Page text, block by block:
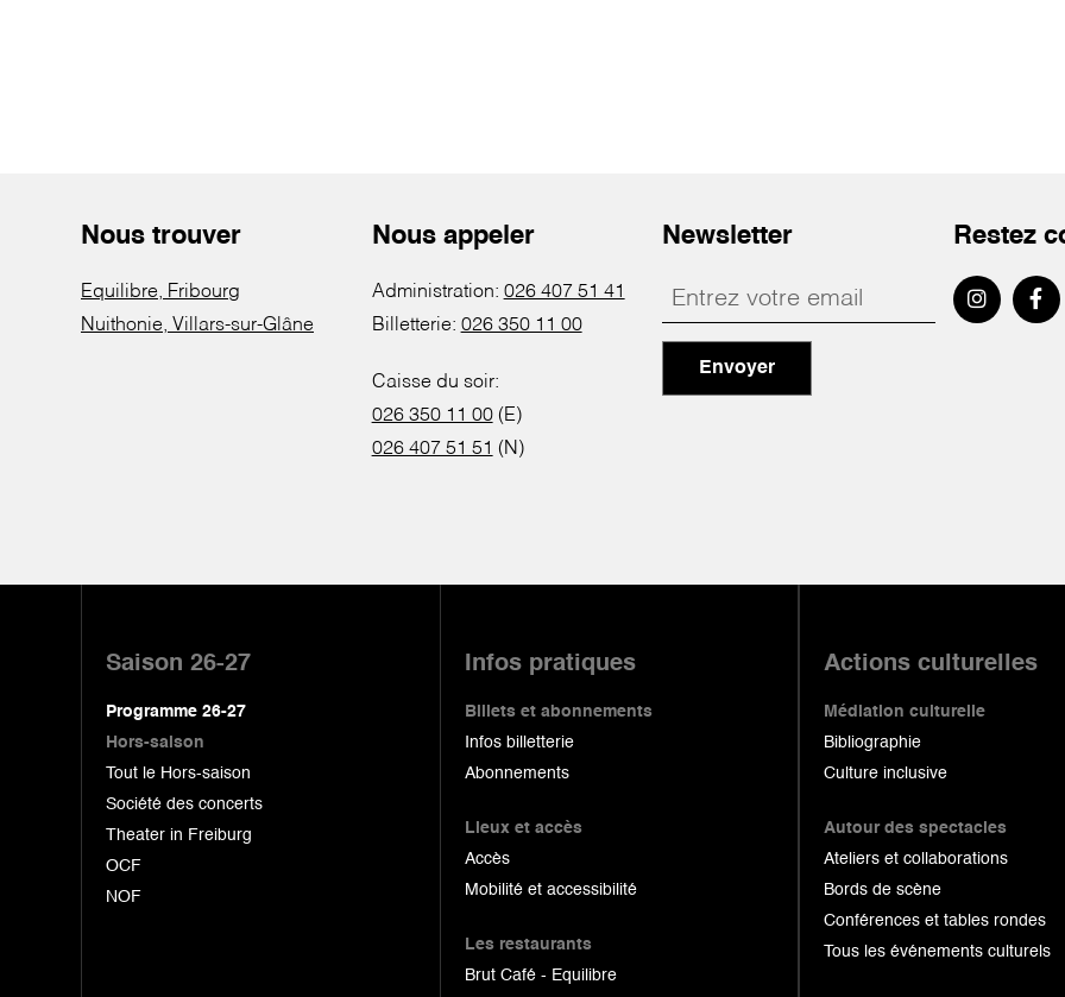
Nous trouver
Equilibre, Fribourg
Nuithonie, Villars-sur-Glâne
Nous appeler
Administration: 026 407 51 41
Billetterie: 026 350 11 00
Caisse du soir:
026 350 11 00(E)
026 407 51 51 (N)
Newsletter
Envoyer
Restez
Saison 26-27
Programme 26-27
Hors-saison
Tout le Hors-saison
Société des concerts
Theater in Freiburg
OCF
NOF
Infos pratiques
Billets et abonnements
Infos billetterie
Abonnements
Lieux et accès
Accès
Mobilité et accessibilité
Les restaurants
Brut Café - Equilibre
Actions culturelles
Médiation culturelle
Bibliographie
Culture inclusive
Autour des spectacles
Ateliers et collaborations
Bords de scène
Conférences et tables rondes
Tous les événements culturels